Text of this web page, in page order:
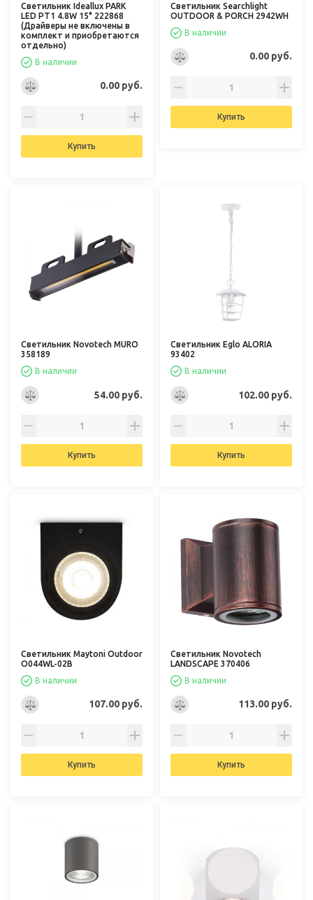
Светильник Ideallux PARK
LED PT1 4.8W 15° 222868
(Драйверы не включены в
комплект и приобретаются
отдельно)
В наличии
0.00 руб.
Купить
Светильник Searchlight
OUTDOOR & PORCH 2942WH
В наличии
0.00 руб.
Купить
Светильник Novotech MURO
358189
В наличии
54.00 руб.
Купить
Светильник Eglo ALORIA
93402
В наличии
102.00 руб.
Купить
Светильник Maytoni Outdoor
O044WL-02B
В наличии
107.00 руб.
Купить
Светильник Novotech
LANDSCAPE 370406
В наличии
113.00 руб.
Купить